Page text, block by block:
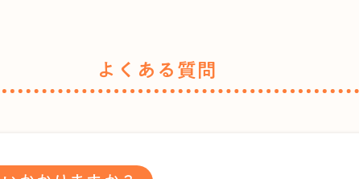
よくある質問